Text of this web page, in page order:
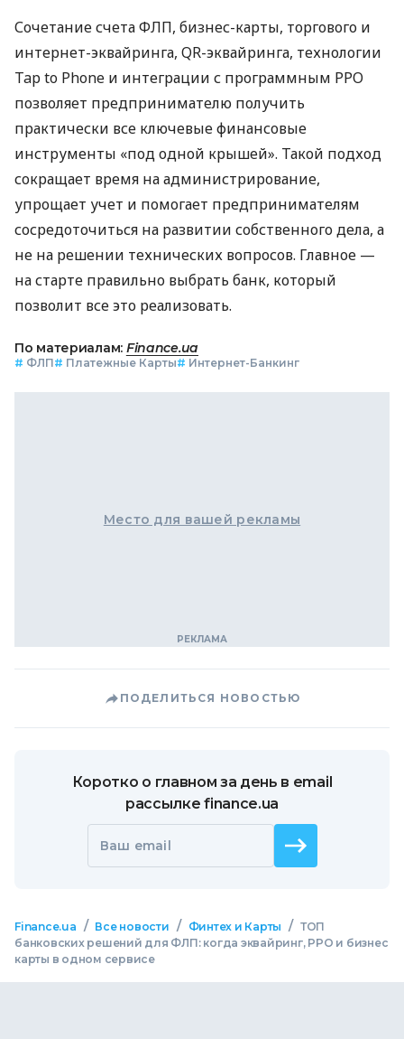
Сочетание счета ФЛП, бизнес-карты, торгового и
интернет-эквайринга, QR-эквайринга, технологии
Tap to Phone и интеграции с программным РРО
позволяет предпринимателю получить
практически все ключевые финансовые
инструменты «под одной крышей». Такой подход
сокращает время на администрирование,
упрощает учет и помогает предпринимателям
сосредоточиться на развитии собственного дела, а
не на решении технических вопросов. Главное —
на старте правильно выбрать банк, который
позволит все это реализовать.
По материалам: Finance.ua
# ФЛП# Платежные Карты# Интернет-Банкинг
Место для вашей рекламы
ПОДЕЛИТЬСЯ НОВОСТЬЮ
Коротко о главном за день в email
рассылке finance.ua
Ваш email
Finance.ua / Все новости / Финтех и Карты / ТОП
банковских решений для ФЛП: когда эквайринг, РРО и бизнес
карты в одном сервисе